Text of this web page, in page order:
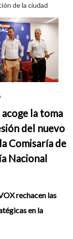
de la ciudad
la toma
del nuevo
Comisaría de
Nacional
rechacen las
en la